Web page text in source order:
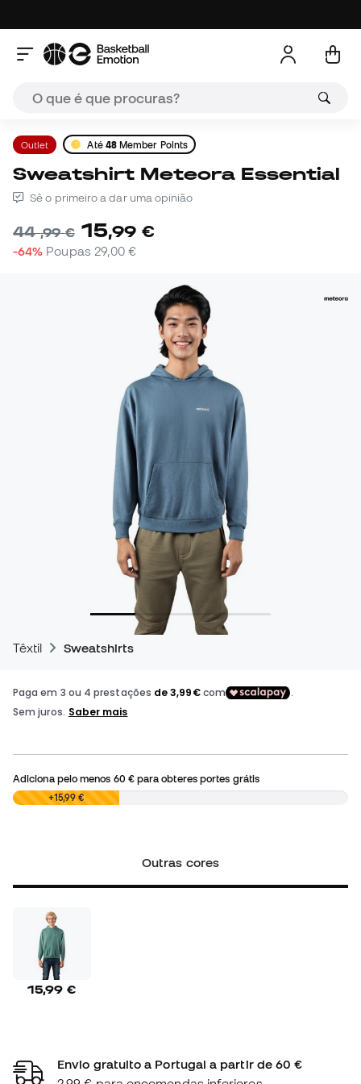
Outlet Até 48Member Points
Sweatshirt Meteora Essential
Sê o primeiro a dar uma opinião
44,99 € 15,99 €
-64% Poupas 29,00 €
Têxtil Sweatshirts
Adiciona pelo menos 60 €para obteres portes grátis
0,00 € +15,99 €
Outras cores
15,99 €
Envio gratuito a Portugal a partir de 60 €